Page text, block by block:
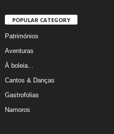
POPULAR CATEGORY
Patrimónios
Aventuras
À boleia...
Cantos & Danças
Gastrofolias
Namoros